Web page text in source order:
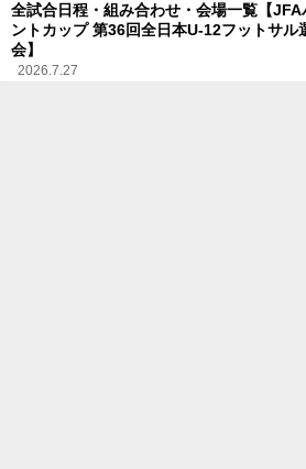
全試合日程・組み合わせ・会場一覧【JFA
ントカップ 第36回全日本U-12フットサル
会】
2026.7.27